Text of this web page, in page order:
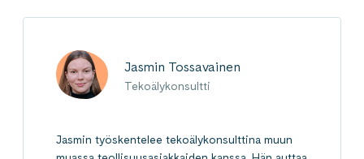
Jasmin Tossavainen
Tekoälykonsultti
Jasmin työskentelee tekoälykonsulttina muun